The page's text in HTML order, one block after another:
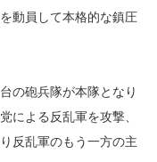
動員して本格的な鎮圧
の砲兵隊が本隊となり
による反乱軍を攻撃、
反乱軍のもう一方の主